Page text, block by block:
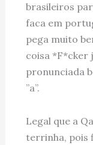
brasileiros
faca em
pega muito
coisa *F*cker
pronunciada
”a”.
Legal que a
terrinha, pois